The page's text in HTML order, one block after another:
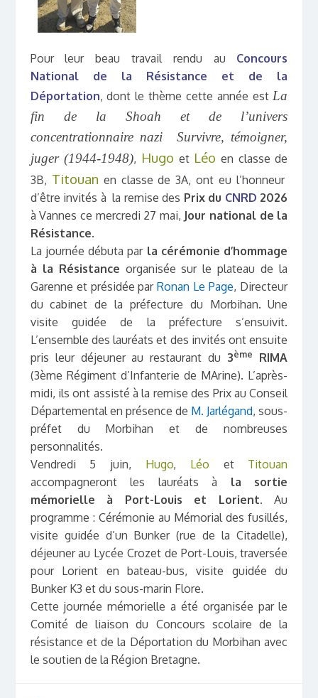
Pour leur beau travail rendu au Concours
National de la Résistance et de la
Déportation, dont le thème cette année estLa
fin de la Shoah et de l’univers
concentrationnaire nazi Survivre, témoigner,
juger (1944-1948), Hugo et Léo en classe de
3B, Titouan en classe de 3A, ont eu l’honneur
d’être invités à la remise des Prix du CNRD 2026
à Vannes ce mercredi 27 mai, Jour national de la
Résistance.
La journée débuta par la cérémonie d’hommage
à la Résistance organisée sur le plateau de la
Garenne et présidée parRonan Le Page, Directeur
du cabinet de la préfecture du Morbihan. Une
visite guidée de la préfecture s’ensuivit.
L’ensemble des lauréats et des invités ont ensuite
pris leur déjeuner au restaurant du 3ème
RIMA
(3ème Régiment d’Infanterie de MArine). L’après-
midi, ils ont assisté à la remise des Prix au Conseil
Départemental en présence de M. Jarlégand, sous-
préfet du Morbihan et de nombreuses
personnalités.
Vendredi 5 juin, Hugo, Léo et Titouan
accompagneront les lauréats à la sortie
mémorielle à Port-Louis et Lorient. Au
programme : Cérémonie au Mémorial des fusillés,
visite guidée d’un Bunker (rue de la Citadelle),
déjeuner au Lycée Crozet de Port-Louis, traversée
pour Lorient en bateau-bus, visite guidée du
Bunker K3 et du sous-marin Flore.
Cette journée mémorielle a été organisée par le
Comité de liaison du Concours scolaire de la
résistance et de la Déportation du Morbihan avec
le soutien de la Région Bretagne.